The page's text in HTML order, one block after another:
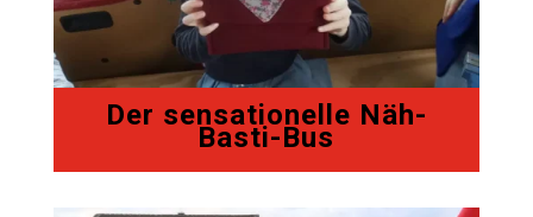
Der sensationelle Näh-
Basti-Bus